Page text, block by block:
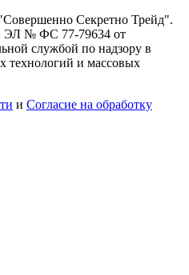
Секретно Трейд".
ЭЛ № ФС 77-79634 от
службой по надзору в
технологий и массовых
и Согласие на обработку